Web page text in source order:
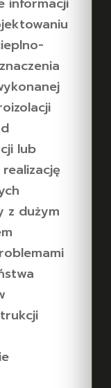
lub
z dużym